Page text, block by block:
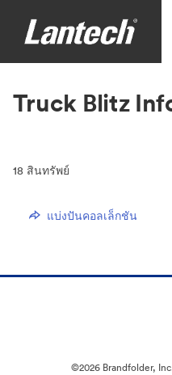
Truck Blitz
18 สินทรัพย์
แบ่งปันคอลเล็กชัน
©2026 Brandfolder,